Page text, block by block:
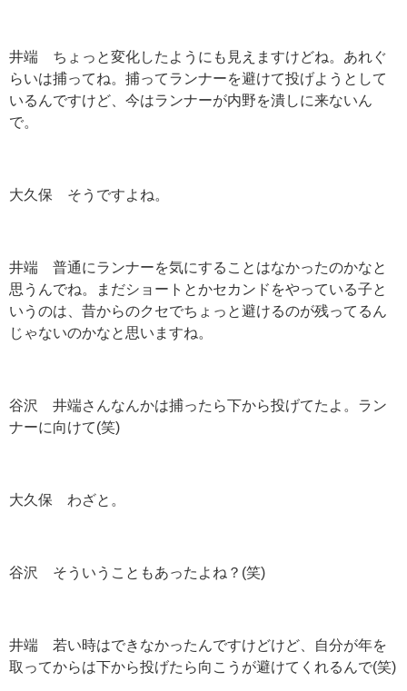
井端 ちょっと変化したようにも見えますけどね。あれぐ
らいは捕ってね。捕ってランナーを避けて投げようとして
いるんですけど、今はランナーが内野を潰しに来ないん
で。
大久保 そうですよね。
井端 普通にランナーを気にすることはなかったのかなと
思うんでね。まだショートとかセカンドをやっている子と
いうのは、昔からのクセでちょっと避けるのが残ってるん
じゃないのかなと思いますね。
谷沢 井端さんなんかは捕ったら下から投げてたよ。ラン
ナーに向けて(笑)
大久保 わざと。
谷沢 そういうこともあったよね？ (笑)
井端 若い時はできなかったんですけどけど、自分が年を
取ってからは下から投げたら向こうが避けてくれるんで(笑)